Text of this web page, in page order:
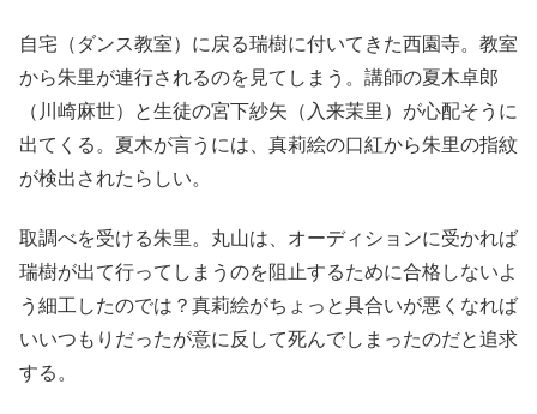
自宅（ダンス教室）に戻る瑞樹に付いてきた西園寺。教室
から朱里が連行されるのを見てしまう。講師の夏木卓郎
（川崎麻世）と生徒の宮下紗矢（入来茉里）が心配そうに
出てくる。夏木が言うには、真莉絵の口紅から朱里の指紋
が検出されたらしい。
取調べを受ける朱里。丸山は、オーディションに受かれば
瑞樹が出て行ってしまうのを阻止するために合格しないよ
う細工したのでは？真莉絵がちょっと具合いが悪くなれば
いいつもりだったが意に反して死んでしまったのだと追求
する。